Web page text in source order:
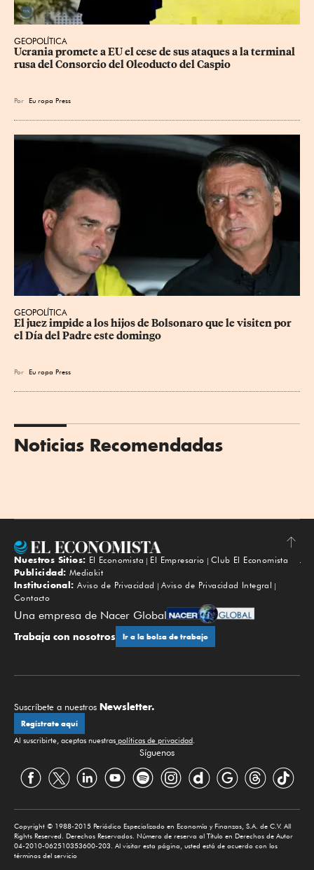
GEOPOLÍTICA
Ucrania promete a EU el cese de sus ataques a la terminal
rusa del Consorcio del Oleoducto del Caspio
Por Eu ropa Press
GEOPOLÍTICA
El juez impide a los hijos de Bolsonaro que le visiten por
el Día del Padre este domingo
Por Eu ropa Press
Noticias Recomendadas
Subir
Nuestros Sitios: El Economista El Empresario
Club El Economista
Publicidad: Mediakit
Institucional: Aviso de Privacidad
Aviso de Privacidad Integral
Contacto
Una empresa de Nacer Global
Trabaja con nosotros Ir a la bolsa de trabajo
Suscríbete a nuestros Newsletter.
Regístrate aquí
Al suscribirte, aceptas nuestras políticas de privacidad.
Síguenos
Copyright © 1988-2015 Periódico Especializado en Economía y Finanzas, S.A. de C.V. All
Rights Reserved. Derechos Reservados. Número de reserva al Título en Derechos de Autor
04-2010-062510353600-203. Al visitar esta página, usted está de acuerdo con los
términos del servicio